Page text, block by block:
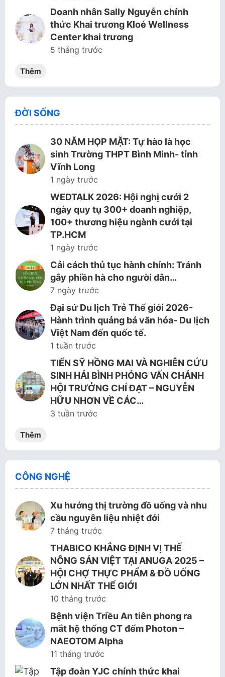
Doanh nhân Sally Nguyễn chính
thức Khai trương Kloé Wellness
Center khai trương
5 tháng trước
Thêm
ĐỜI SỐNG
30 NĂM HỌP MẶT: Tự hào là học
sinh Trường THPT Bình Minh- tỉnh
Vĩnh Long
1 ngày trước
WEDTALK 2026: Hội nghị cưới 2
ngày quy tụ 300+ doanh nghiệp,
100+ thương hiệu ngành cưới tại
TP.HCM
1 ngày trước
Cải cách thủ tục hành chính: Tránh
gây phiền hà cho người dân…
7 ngày trước
Đại sứ Du lịch Trẻ Thế giới 2026-
Hành trình quảng bá văn hóa- Du lịch
Việt Nam đến quốc tế.
1 tuần trước
TIẾN SỸ HỒNG MAI VÀ NGHIÊN CỨU
SINH HẢI BÌNH PHỎNG VẤN CHÁNH
HỘI TRƯỞNG CHÍ ĐẠT – NGUYỄN
HỮU NHƠN VỀ CÁC…
3 tuần trước
Thêm
CÔNG NGHỆ
Xu hướng thị trường đồ uống và nhu
cầu nguyên liệu nhiệt đới
7 tháng trước
THABICO KHẲNG ĐỊNH VỊ THẾ
NÔNG SẢN VIỆT TẠI ANUGA 2025 –
HỘI CHỢ THỰC PHẨM & ĐỒ UỐNG
LỚN NHẤT THẾ GIỚI
10 tháng trước
Bệnh viện Triều An tiên phong ra
mắt hệ thống CT đếm Photon –
NAEOTOM Alpha
11 tháng trước
Tập đoàn YJC chính thức khai